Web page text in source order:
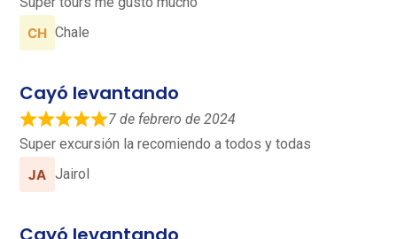
Chale
Cayó levantando
7 de febrero de 2024
Super excursión la recomiendo a todos y todas
Jairol